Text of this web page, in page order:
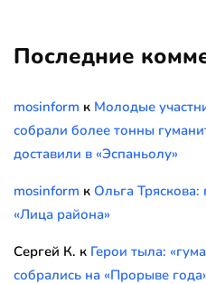
Последние
mosinform к Молодые
собрали более тонны
доставили в «Эспаньолу»
mosinform к Ольга
«Лица района»
Сергей К. к Герои тыла:
собрались на «Прорыве